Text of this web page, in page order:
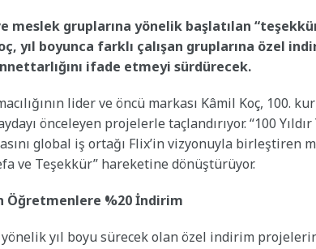
meslek gruplarına yönelik başlatılan
yıl boyunca farklı çalışan gruplarına özel
ifade etmeyi sürdürecek.
lider ve öncü markası Kâmil Koç, 100.
önceleyen projelerle taçlandırıyor. “100 Yıldır
global iş ortağı Flix’in vizyonuyla birleştiren
ve Teşekkür” hareketine dönüştürüyor.
Öğretmenlere %20 İndirim
yönelik yıl boyu sürecek olan özel indirim